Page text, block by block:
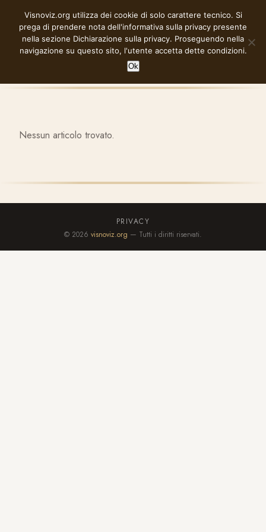
contenuto
VISNOVIZ.ORG
Nessun articolo trovato.
PRIVACY
© 2026 visnoviz.org — Tutti i diritti riservati.
Visnoviz.org utilizza dei cookie di solo carattere tecnico. Si
prega di prendere nota dell'informativa sulla privacy presente
nella sezione Dichiarazione sulla privacy. Proseguendo nella
navigazione su questo sito, l'utente accetta dette condizioni.
Ok